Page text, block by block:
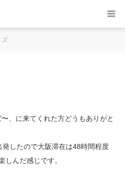
ズ
、に来てくれた方どうもありがと
したので大阪滞在は48時間程度
しんだ感じです。